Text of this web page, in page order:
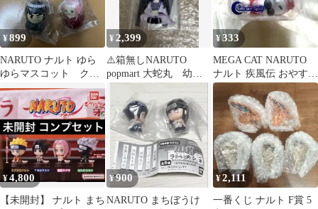
¥899
NARUTO ナルト ゆら
ゆらマスコット クー
ナッツ 4種セット
¥ 2,399
⚠️箱無しNARUTO
popmart 大蛇丸 幼少
¥333
MEGA CAT NARUTO
ナルト 疾風伝 おやすみ
ニャルト 春野サクラ
¥4,800
【未開封】 ナルト まち
¥900
NARUTO まちぼうけ
¥2,111
一番くじ ナルト F賞 5